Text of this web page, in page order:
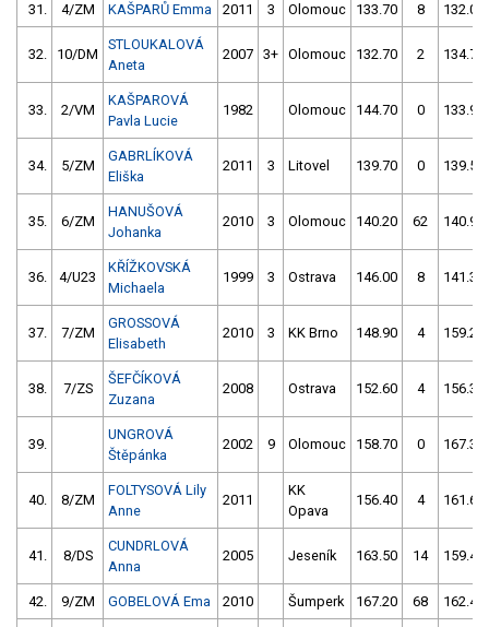
31. 4/ZM KAŠPARŮ Emma 2011 3 Olomouc 133.70 8 132.00
32. 10/DM
STLOUKALOVÁ
Aneta
2007 3+ Olomouc 132.70 2 134.70
33. 2/VM
KAŠPAROVÁ
Pavla Lucie
1982 Olomouc 144.70 0 133.90
34. 5/ZM
GABRLÍKOVÁ
Eliška
2011 3 Litovel 139.70 0 139.50
35. 6/ZM
HANUŠOVÁ
Johanka
2010 3 Olomouc 140.20 62 140.90
36. 4/U23
KŘÍŽKOVSKÁ
Michaela
1999 3 Ostrava 146.00 8 141.30
37. 7/ZM
GROSSOVÁ
Elisabeth
2010 3 KK Brno 148.90 4 159.20
38. 7/ZS
ŠEFČÍKOVÁ
Zuzana
2008 Ostrava 152.60 4 156.30
39.
UNGROVÁ
Štěpánka
2002 9 Olomouc 158.70 0 167.30
40. 8/ZM
FOLTYSOVÁ Lily
Anne
2011
KK
Opava
156.40 4 161.60
41. 8/DS
CUNDRLOVÁ
Anna
2005 Jeseník 163.50 14 159.40
42. 9/ZM GOBELOVÁ Ema 2010 Šumperk 167.20 68 162.40